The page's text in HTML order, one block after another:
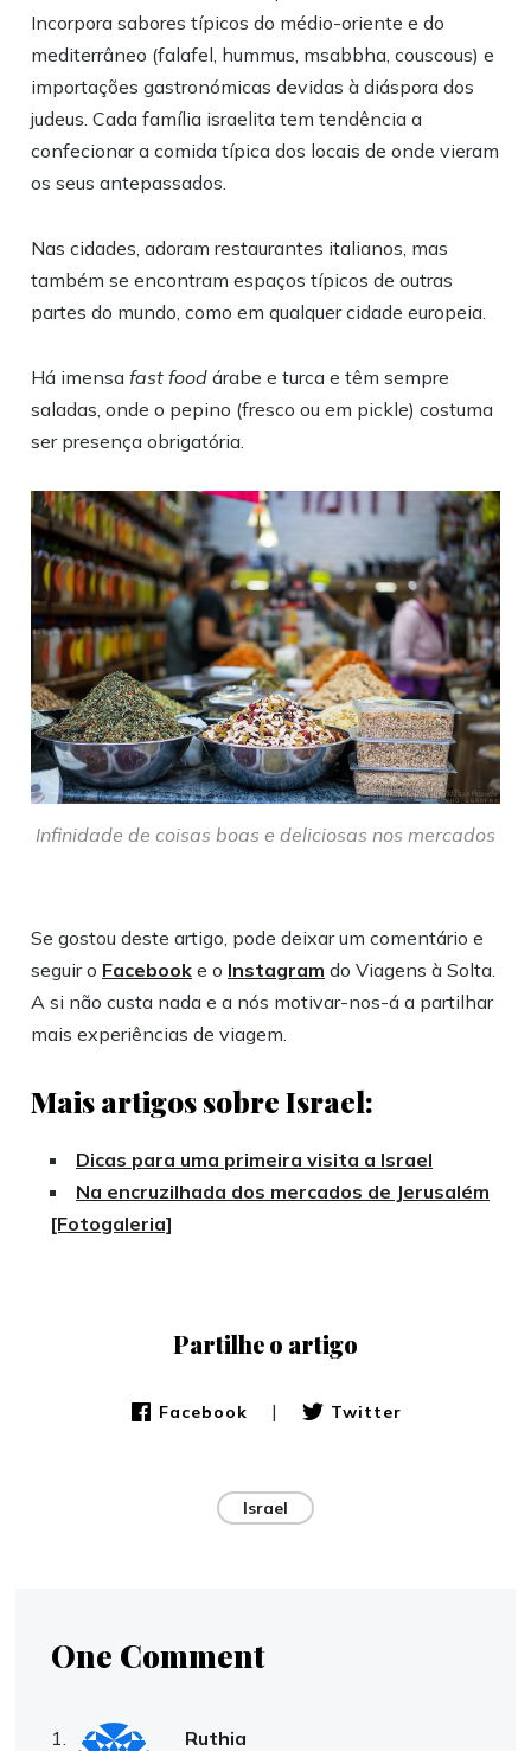
Incorpora sabores típicos do médio-oriente e do
mediterrâneo (falafel, hummus, msabbha, couscous) e
importações gastronómicas devidas à diáspora dos
judeus. Cada família israelita tem tendência a
confecionar a comida típica dos locais de onde vieram
os seus antepassados.
Nas cidades, adoram restaurantes italianos, mas
também se encontram espaços típicos de outras
partes do mundo, como em qualquer cidade europeia.
Há imensafast food árabe e turca e têm sempre
saladas, onde o pepino (fresco ou em pickle) costuma
ser presença obrigatória.
Infinidade de coisas boas e deliciosas nos mercados
Se gostou deste artigo, pode deixar um comentário e
seguir o Facebook e o Instagram do Viagens à Solta.
A si não custa nada e a nós motivar-nos-á a partilhar
mais experiências de viagem.
Mais artigos sobre Israel:
Dicas para uma primeira visita a Israel
Na encruzilhada dos mercados de Jerusalém
[Fotogaleria]
Partilhe o artigo
Facebook | Twitter
Israel
One Comment
Ruthia